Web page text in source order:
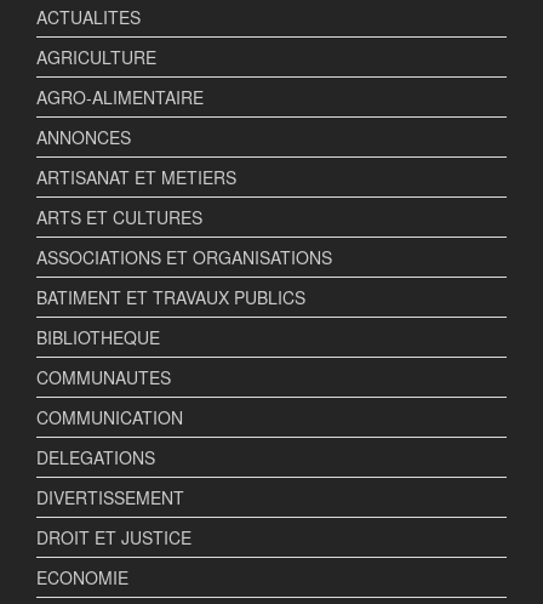
ACTUALITES
AGRICULTURE
AGRO-ALIMENTAIRE
ANNONCES
ARTISANAT ET METIERS
ARTS ET CULTURES
ASSOCIATIONS ET ORGANISATIONS
BATIMENT ET TRAVAUX PUBLICS
BIBLIOTHEQUE
COMMUNAUTES
COMMUNICATION
DELEGATIONS
DIVERTISSEMENT
DROIT ET JUSTICE
ECONOMIE